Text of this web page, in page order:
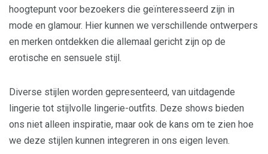
hoogtepunt voor bezoekers die geïnteresseerd zijn in
mode en glamour. Hier kunnen we verschillende ontwerpers
en merken ontdekken die allemaal gericht zijn op de
erotische en sensuele stijl.
Diverse stijlen worden gepresenteerd, van uitdagende
lingerie tot stijlvolle lingerie-outfits. Deze shows bieden
ons niet alleen inspiratie, maar ook de kans om te zien hoe
we deze stijlen kunnen integreren in ons eigen leven.